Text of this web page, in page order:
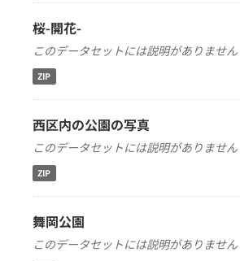
桜-開花-
このデータセットには説明がありません
ZIP
西区内の公園の写真
このデータセットには説明がありません
ZIP
舞岡公園
このデータセットには説明がありません